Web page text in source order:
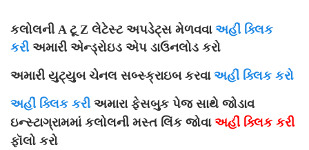
કલોલની A ટૂ Z લેટેસ્ટ અપડેટ્સ મેળવવા અહીં ક્લિક
કરી અમારી એન્ડ્રોઇડ એપ ડાઉનલોડ કરો
અમારી યુટ્યુબ ચેનલ સબ્સ્ક્રાઇબ કરવા અહીં ક્લિક કરો
અહીં ક્લિક કરી અમારા ફેસબુક પેજ સાથે જોડાવ
ઇન્સ્ટાગ્રામમાં કલોલની મસ્ત લિંક જોવા અહીં ક્લિક કરી
ફૉલો કરો